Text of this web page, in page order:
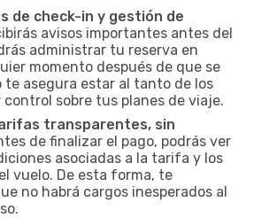
de check-in y gestión de
avisos importantes antes del
administrar tu reserva en
momento después de que se
te asegura estar al tanto de los
control sobre tus planes de viaje.
transparentes, sin
de finalizar el pago, podrás ver
asociadas a la tarifa y los
vuelo. De esta forma, te
no habrá cargos inesperados al